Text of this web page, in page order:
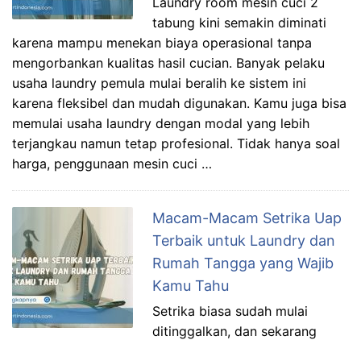
tabung kini semakin diminati
karena mampu menekan biaya operasional tanpa
mengorbankan kualitas hasil cucian. Banyak pelaku
usaha laundry pemula mulai beralih ke sistem ini
karena fleksibel dan mudah digunakan. Kamu juga bisa
memulai usaha laundry dengan modal yang lebih
terjangkau namun tetap profesional. Tidak hanya soal
harga, penggunaan mesin cuci …
Macam-Macam Setrika Uap
Terbaik untuk Laundry dan
Rumah Tangga yang Wajib
Kamu Tahu
Setrika biasa sudah mulai
ditinggalkan, dan sekarang